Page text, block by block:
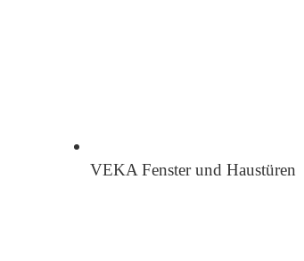
VEKA Fenster und Haustüren